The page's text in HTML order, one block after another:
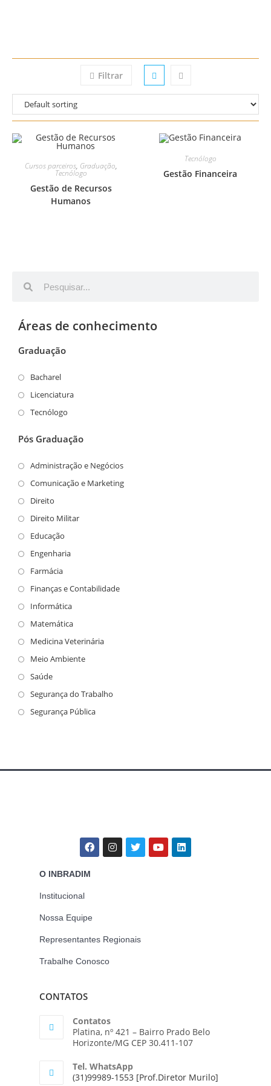
Filtrar
Cursos parceiros, Graduação,
Tecnólogo
Gestão de Recursos
Humanos
Tecnólogo
Gestão Financeira
Áreas de conhecimento
Graduação
Bacharel
Licenciatura
Tecnólogo
Pós Graduação
Administração e Negócios
Comunicação e Marketing
Direito
Direito Militar
Educação
Engenharia
Farmácia
Finanças e Contabilidade
Informática
Matemática
Medicina Veterinária
Meio Ambiente
Saúde
Segurança do Trabalho
Segurança Pública
O INBRADIM
Institucional
Nossa Equipe
Representantes Regionais
Trabalhe Conosco
CONTATOS
Contatos
Platina, nº 421 – Bairro Prado Belo
Horizonte/MG CEP 30.411-107
Tel. WhatsApp
(31)99989-1553 [Prof.Diretor Murilo]